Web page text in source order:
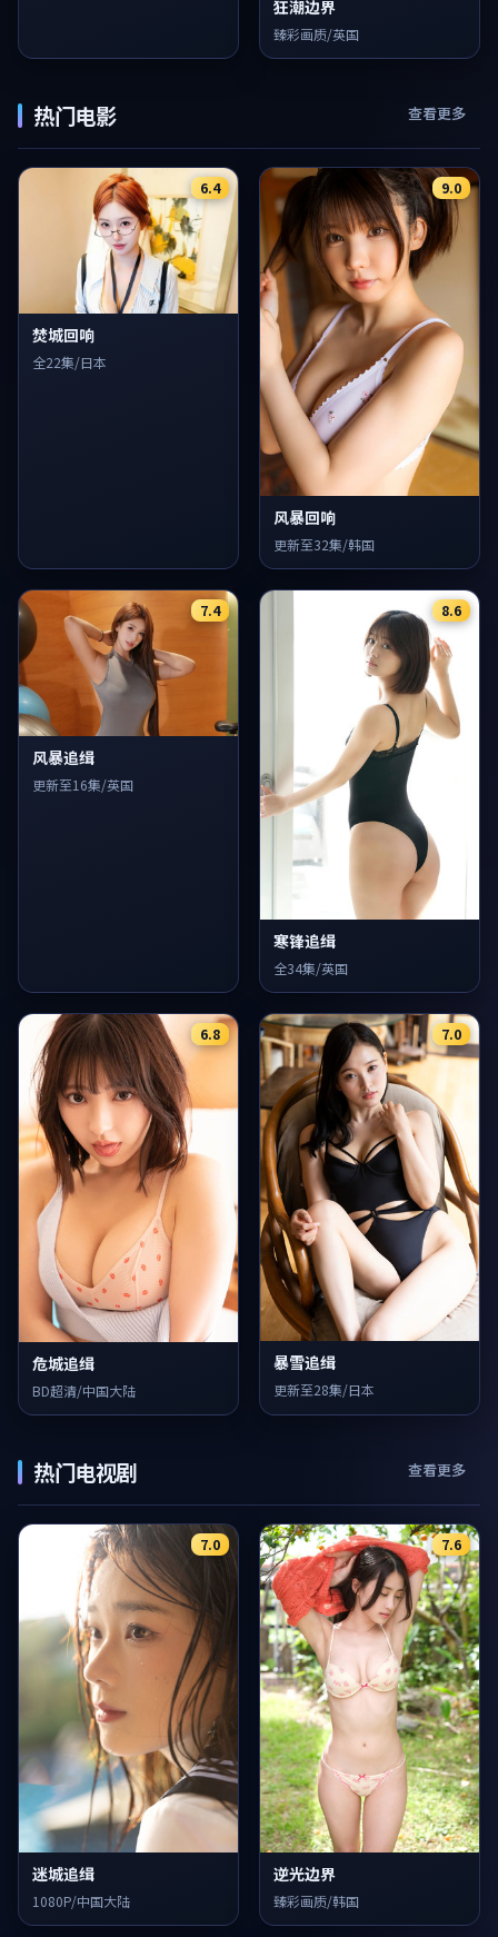
狂潮边界
臻彩画质/英国
热门电影 查看更多
6.4
焚城回响
全22集/日本
9.0
风暴回响
更新至32集/韩国
7.4
风暴追缉
更新至16集/英国
8.6
寒锋追缉
全34集/英国
6.8
危城追缉
BD超清/中国大陆
7.0
暴雪追缉
更新至28集/日本
热门电视剧 查看更多
7.0
迷城追缉
1080P/中国大陆
7.6
逆光边界
臻彩画质/韩国